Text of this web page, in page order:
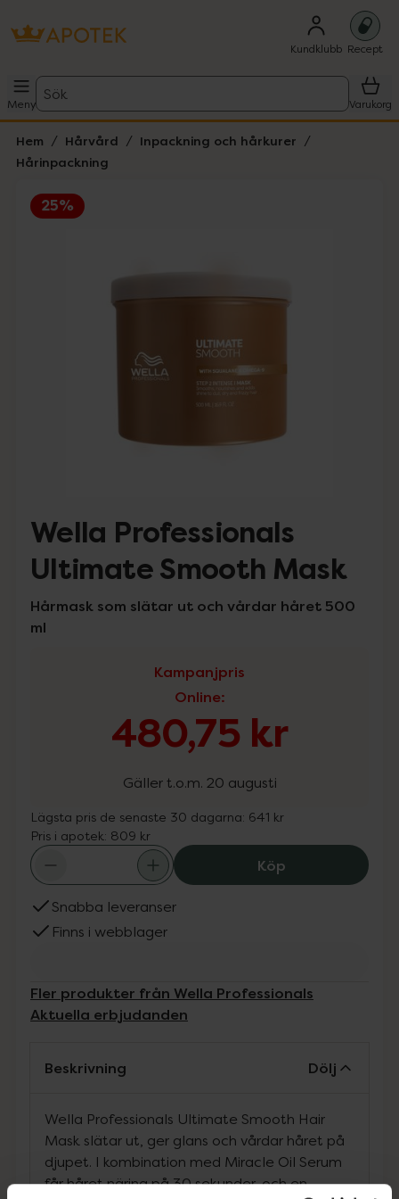
Kundklubb Recept
Meny
Sök
Varukorg
Hem Hårvård
Inpackning och hårkurer
Hårinpackning
25%
Wella Professionals
Ultimate Smooth Mask
Hårmask som slätar ut och vårdar håret 500
ml
Kampanjpris
Online:
480,75 kr
Gäller t.o.m. 20 augusti
Lägsta pris de senaste 30 dagarna: 641 kr
Pris i apotek: 809 kr
KöpWella
Snabba leveranser
Finns i webblager
Fler produkter från Wella Professionals
Aktuella erbjudanden
Beskrivning Dölj
Wella Professionals Ultimate Smooth Hair
Mask slätar ut, ger glans och vårdar håret på
djupet. I kombination med Miracle Oil Serum
får håret näring på 30 sekunder, och en